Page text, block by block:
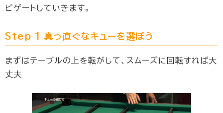
ビゲートしていきます。
Step 1 真っ直ぐなキューを選ぼう
まずはテーブルの上を転がして、スムーズに回転すれば大
丈夫